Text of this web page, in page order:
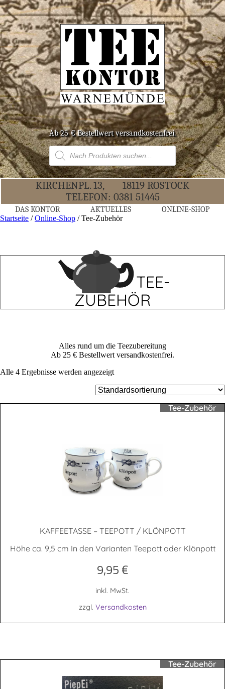
Ab 25 € Bestell­wert versandkostenfrei.
Products
search
KIR­CHEN­PL. 13,
18119 ROS­TOCK
TELE­FON: 0381 51445
DAS KON­TOR AKTU­EL­LES ONLINE-SHOP
Startseite /Online-Shop / Tee-Zubehör
TEE-
ZUBEHÖR
Alles rund um die Teezubereitung
Ab 25 € Bestell­wert versandkostenfrei.
Alle 4 Ergebnisse werden angezeigt
Tee-Zubehör
KAF­FEE­TAS­SE – TEE­POTT / KLÖNPOTT
Höhe ca. 9,5 cm In den Varianten Teepott oder Klönpott
9,95€
inkl. MwSt.
zzgl. Versandkosten
Tee-Zubehör